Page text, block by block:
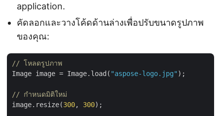
application.
คัดลอกและวางโค้ดด้านล่างเพื่อปรับขนาดรูปภาพ
ของคุณ:
// โหลดรูปภาพ
Image image = Image.load( "aspose-logo.jpg" );
// กำหนดมิติใหม่
image.resize(300, 300);